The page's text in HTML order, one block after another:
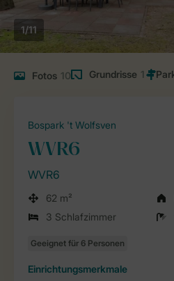
1/11
Fotos 10 Grundrisse 1
Bospark 't Wolfsven
WVR6
WVR6
62 m²
3 Schlafzimmer
Einrichtungsmerkmale